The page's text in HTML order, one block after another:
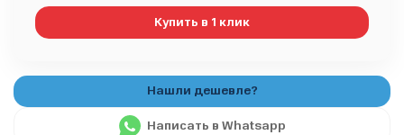
Купить в 1 клик
Написать в Whatsapp